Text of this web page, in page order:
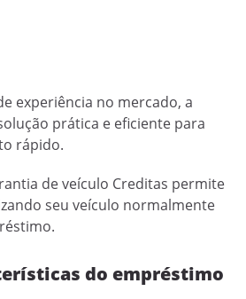
experiência no mercado, a
prática e eficiente para
rápido.
de veículo Creditas permite
seu veículo normalmente
do empréstimo